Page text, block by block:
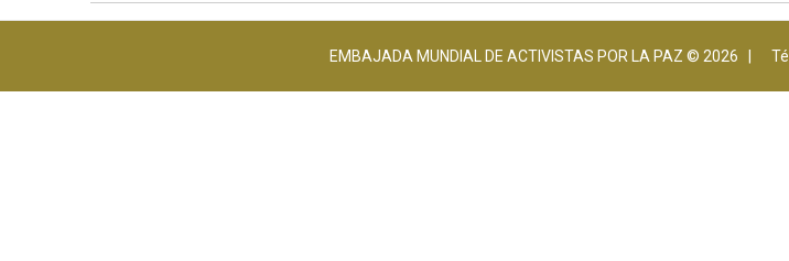
Nacional
-
EMBAJADA MUNDIAL DE ACTIVISTAS POR LA PAZ © 2026 |